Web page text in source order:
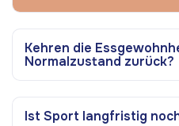
Kehren die
Normalzustand zurück?
Ist Sport langfristig